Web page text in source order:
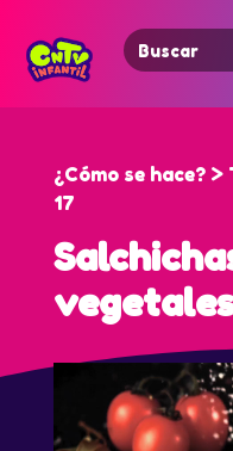
Search
for:
¿Cómo se hace?
17
vegetales